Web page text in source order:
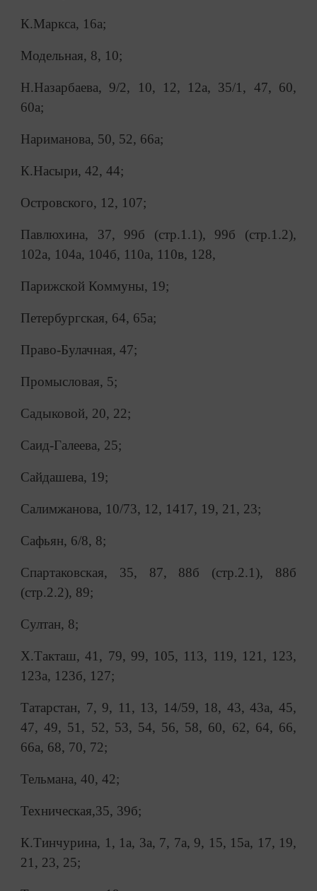
К.Маркса, 16а;
Модельная, 8, 10;
Н.Назарбаева, 9/2, 10, 12, 12а, 35/1, 47, 60,
60а;
Нариманова, 50, 52, 66а;
К.Насыри, 42, 44;
Островского, 12, 107;
Павлюхина, 37, 99б (стр.1.1), 99б (стр.1.2),
102а, 104а, 104б, 110а, 110в, 128,
Парижской Коммуны, 19;
Петербургская, 64, 65а;
Право-Булачная, 47;
Промысловая, 5;
Садыковой, 20, 22;
Саид-Галеева, 25;
Сайдашева, 19;
Салимжанова, 10/73, 12, 1417, 19, 21, 23;
Сафьян, 6/8, 8;
Спартаковская, 35, 87, 88б (стр.2.1), 88б
(стр.2.2), 89;
Султан, 8;
Х.Такташ, 41, 79, 99, 105, 113, 119, 121, 123,
123а, 123б, 127;
Татарстан, 7, 9, 11, 13, 14/59, 18, 43, 43а, 45,
47, 49, 51, 52, 53, 54, 56, 58, 60, 62, 64, 66,
66а, 68, 70, 72;
Тельмана, 40, 42;
Техническая,35, 39б;
К.Тинчурина, 1, 1а, 3а, 7, 7а, 9, 15, 15а, 17, 19,
21, 23, 25;